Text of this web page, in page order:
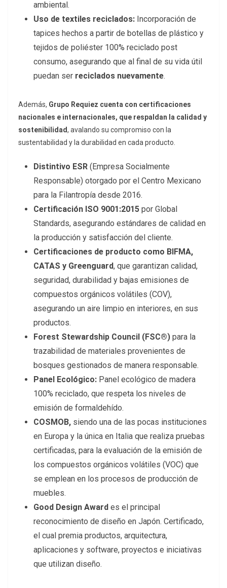
ambiental.
Uso de textiles reciclados: Incorporación de
tapices hechos a partir de botellas de plástico y
tejidos de poliéster 100% reciclado post
consumo, asegurando que al final de su vida útil
puedan ser reciclados nuevamente.
Además, Grupo Requiez cuenta con certificaciones
nacionales e internacionales, que respaldan la calidad y
sostenibilidad, avalando su compromiso con la
sustentabilidad y la durabilidad en cada producto.
Distintivo ESR (Empresa Socialmente
Responsable) otorgado por el Centro Mexicano
para la Filantropía desde 2016.
Certificación ISO 9001:2015 por Global
Standards, asegurando estándares de calidad en
la producción y satisfacción del cliente.
Certificaciones de producto como BIFMA,
CATAS y Greenguard, que garantizan calidad,
seguridad, durabilidad y bajas emisiones de
compuestos orgánicos volátiles (COV),
asegurando un aire limpio en interiores, en sus
productos.
Forest Stewardship Council (FSC®) para la
trazabilidad de materiales provenientes de
bosques gestionados de manera responsable.
Panel Ecológico: Panel ecológico de madera
100% reciclado, que respeta los niveles de
emisión de formaldehído.
COSMOB, siendo una de las pocas instituciones
en Europa y la única en Italia que realiza pruebas
certificadas, para la evaluación de la emisión de
los compuestos orgánicos volátiles (VOC) que
se emplean en los procesos de producción de
muebles.
Good Design Award es el principal
reconocimiento de diseño en Japón. Certificado,
el cual premia productos, arquitectura,
aplicaciones y software, proyectos e iniciativas
que utilizan diseño.